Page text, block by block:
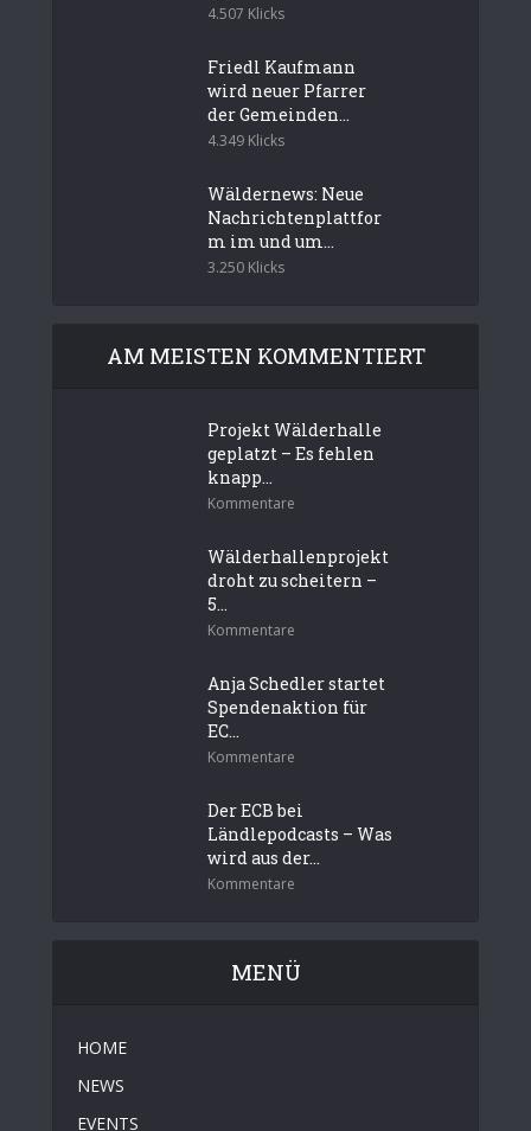
4.507 Klicks
Friedl Kaufmann
wird neuer Pfarrer
der Gemeinden...
4.349 Klicks
Wäldernews: Neue
Nachrichtenplattfor
m im und um...
3.250 Klicks
AM MEISTEN KOMMENTIERT
Projekt Wälderhalle
geplatzt – Es fehlen
knapp...
Kommentare
Wälderhallenprojekt
droht zu scheitern –
5...
Kommentare
Anja Schedler startet
Spendenaktion für
EC...
Kommentare
Der ECB bei
Ländlepodcasts – Was
wird aus der...
Kommentare
MENÜ
HOME
NEWS
EVENTS